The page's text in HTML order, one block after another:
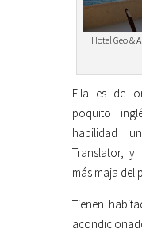
Hotel Geo &
Ella es de
poquito
habilidad
Translator, y
más maja del
Tienen